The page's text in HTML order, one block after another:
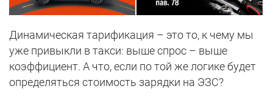
Динамическая тарификация – это то, к чему мы
уже привыкли в такси: выше спрос – выше
коэффициент. А что, если по той же логике будет
определяться стоимость зарядки на ЭЗС?